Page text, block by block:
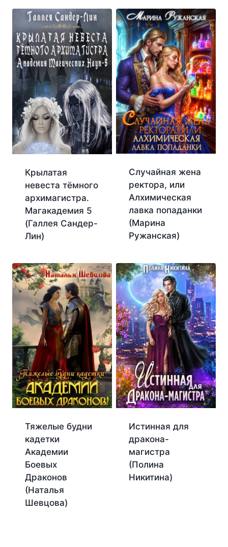
Крылатая
невеста тёмного
архимагистра.
Магакадемия 5
(Галлея Сандер-
Лин)
Случайная жена
ректора, или
Алхимическая
лавка попаданки
(Марина
Ружанская)
Тяжелые будни
кадетки
Академии
Боевых
Драконов
(Наталья
Шевцова)
Истинная для
дракона-
магистра
(Полина
Никитина)